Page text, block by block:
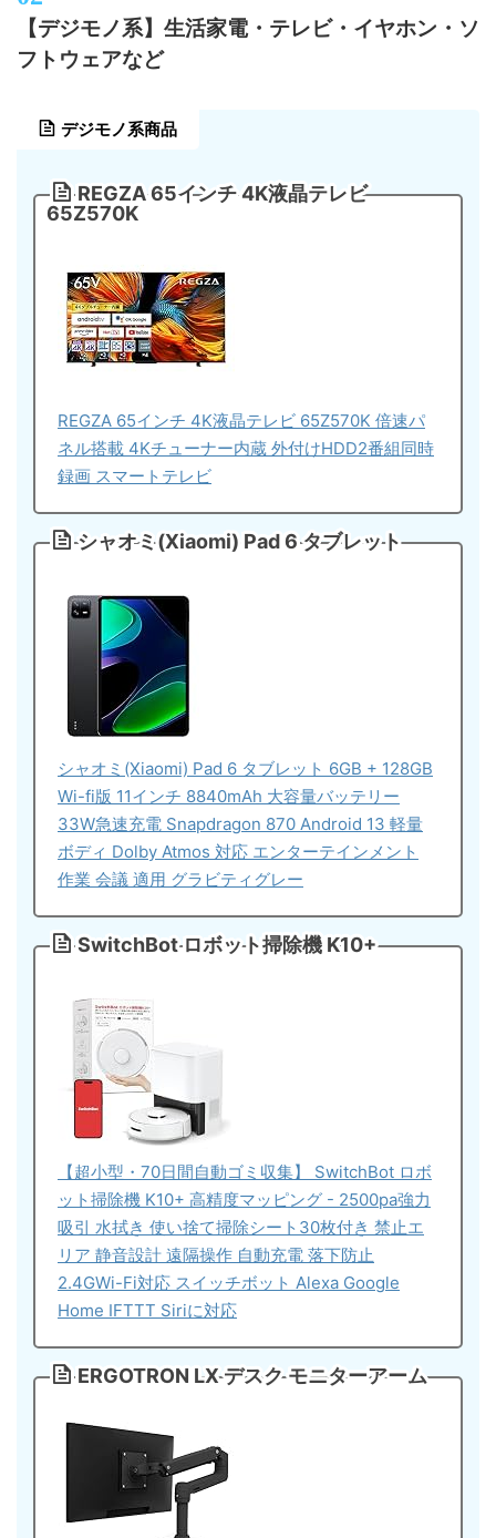
【デジモノ系】生活家電・テレビ・イヤホン・ソ
フトウェアなど
デジモノ系商品
REGZA 65インチ 4K液晶テレビ
65Z570K
REGZA 65インチ 4K液晶テレビ 65Z570K 倍速パ
ネル搭載 4Kチューナー内蔵 外付けHDD2番組同時
録画 スマートテレビ
シャオミ(Xiaomi) Pad 6 タブレット
シャオミ(Xiaomi) Pad 6 タブレット 6GB + 128GB
Wi-fi版 11インチ 8840mAh 大容量バッテリー
33W急速充電 Snapdragon 870 Android 13 軽量
ボディ Dolby Atmos 対応 エンターテインメント
作業 会議 適用 グラビティグレー
SwitchBot ロボット掃除機 K10+
【超小型・70日間自動ゴミ収集】 SwitchBot ロボ
ット掃除機 K10+ 高精度マッピング - 2500pa強力
吸引 水拭き 使い捨て掃除シート30枚付き 禁止エ
リア 静音設計 遠隔操作 自動充電 落下防止
2.4GWi-Fi対応 スイッチボット Alexa Google
Home IFTTT Siriに対応
ERGOTRON LX デスク モニターアーム